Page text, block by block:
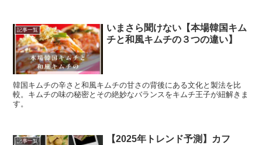
記事一覧
いまさら聞けない【本場韓国キム
チと和風キムチの３つの違い】
韓国キムチの辛さと和風キムチの甘さの背後にある文化と製法を比
較。キムチの味の秘密とその絶妙なバランスをキムチ王子が紐解きま
す。
記事一覧
【2025年トレンド予測】カフ